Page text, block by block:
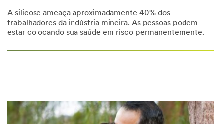
A silicose ameaça aproximadamente 40% dos
trabalhadores da indústria mineira. As pessoas podem
estar colocando sua saúde em risco permanentemente.